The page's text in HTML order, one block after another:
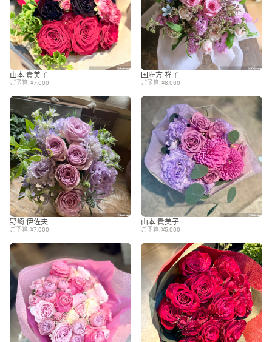
山本 貴美子
ご予算: ¥7,000
国府方 祥子
ご予算: ¥8,000
野崎 伊佐夫
ご予算: ¥7,000
山本 貴美子
ご予算: ¥5,000